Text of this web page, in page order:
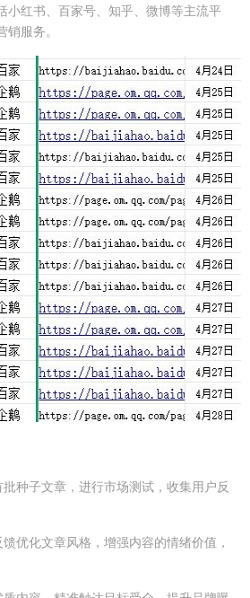
小红书、百家号、知乎、微博等主流平
服务。
种子文章，进行市场测试，收集用户反
优化文章风格，增强内容的情绪价值，